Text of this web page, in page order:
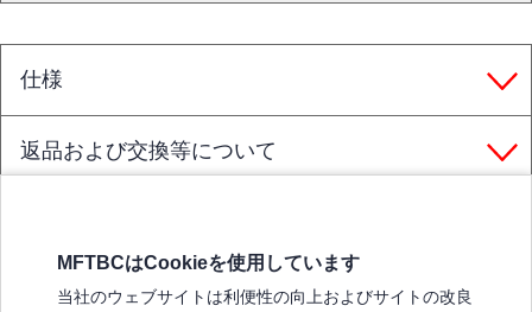
仕様
返品および交換等について
MFTBCはCookieを使用しています
当社のウェブサイトは利便性の向上およびサイトの改良